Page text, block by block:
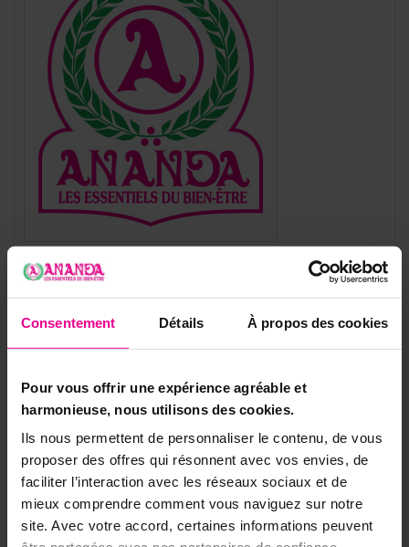
Consentement Détails À propos des cookies
Pour vous offrir une expérience agréable et
harmonieuse, nous utilisons des cookies.
Ils nous permettent de personnaliser le contenu, de vous
proposer des offres qui résonnent avec vos envies, de
faciliter l’interaction avec les réseaux sociaux et de
mieux comprendre comment vous naviguez sur notre
site. Avec votre accord, certaines informations peuvent
Référence SNMAUTO-SCDJ
Saint Jésus Christ
Objet Catholique Orthod
Oxe
Images saintes
Objets Ésotériques Autocollants
Type D'autocollants Classique